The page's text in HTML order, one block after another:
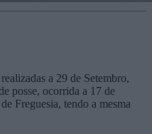
a 29 de Setembro,
posse, ocorrida a 17 de
Freguesia, tendo a mesma